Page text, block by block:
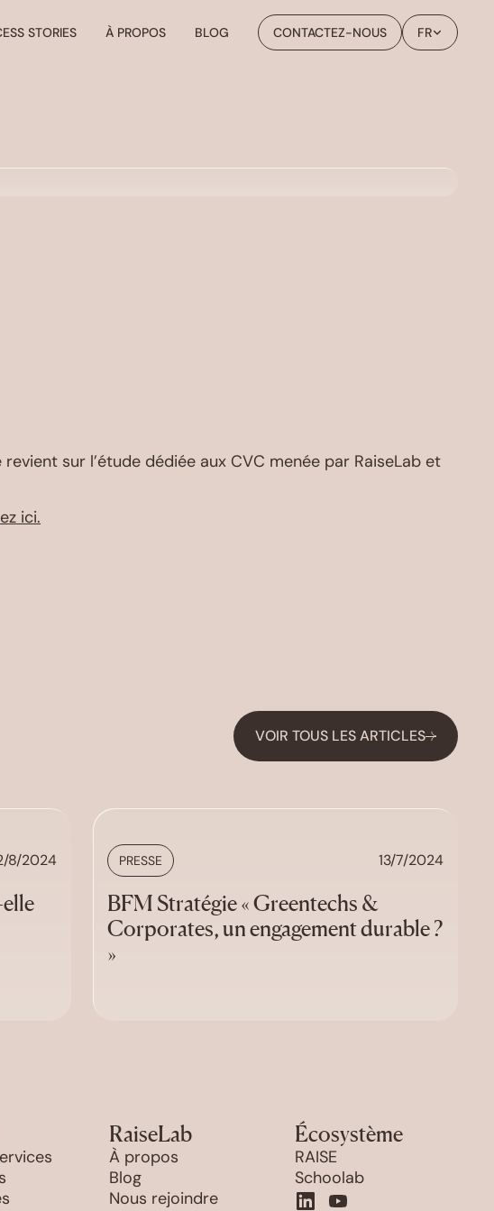
STORIES À PROPOS BLOG CONTACTEZ-NOUS FR
sur l’étude dédiée aux CVC menée par RaiseLab et
ici.
VOIR TOUS LES ARTICLES
8/2024 PRESSE 13/7/2024
BFM Stratégie « Greentechs &
Corporates, un engagement durable ?
»
RaiseLab
À propos
Blog
Nous rejoindre
Écosystème
RAISE
Schoolab